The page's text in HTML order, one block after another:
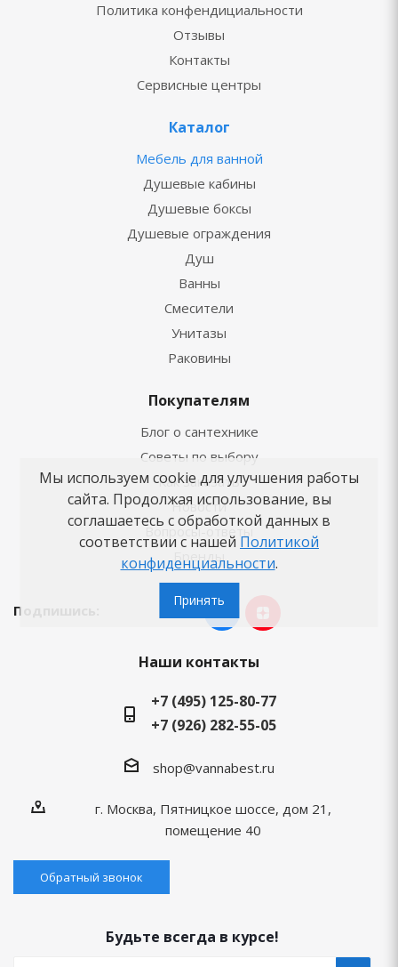
Политика конфендициальности
Отзывы
Контакты
Сервисные центры
Каталог
Мебель для ванной
Душевые кабины
Душевые боксы
Душевые ограждения
Душ
Ванны
Смесители
Унитазы
Раковины
Покупателям
Блог о сантехнике
Советы по выбору
Как заказать
Новости
Вопросы-ответы
Бренды
Подпишись:
Наши контакты
+7 (495) 125-80-77
+7 (926) 282-55-05
shop@vannabest.ru
г. Москва, Пятницкое шоссе, дом 21,
помещение 40
Обратный звонок
Будьте всегда в курсе!
Мы используем cookie для улучшения работы
сайта. Продолжая использование, вы
соглашаетесь с обработкой данных в
соответствии с нашей Политикой
конфиденциальности.
Принять